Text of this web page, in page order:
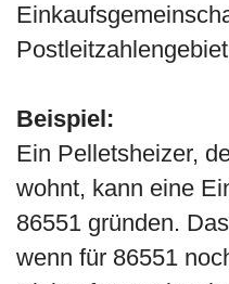
Beispiel:
Ein Pelletsheizer,
wohnt, kann eine
86551 gründen.
wenn für 86551